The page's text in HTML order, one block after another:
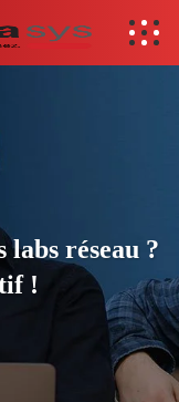
réseau ?
!